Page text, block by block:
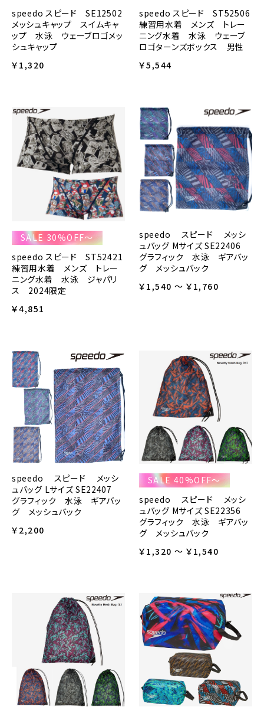
speedo スピード SE12502
メッシュキャップ スイムキャ
ップ 水泳 ウェーブロゴメッ
シュキャップ
￥1,320
speedo スピード ST52506
練習用水着 メンズ トレー
ニング水着 水泳 ウェーブ
ロゴターンズボックス 男性
￥5,544
SALE 30%OFF～
speedo スピード ST52421
練習用水着 メンズ トレー
ニング水着 水泳 ジャパリ
ス 2024限定
￥4,851
speedo スピード メッシ
ュバッグ Mサイズ SE22406
グラフィック 水泳 ギアバッ
グ メッシュバック
￥1,540 ～ ￥1,760
speedo スピード メッシ
ュバッグ Lサイズ SE22407
グラフィック 水泳 ギアバッ
グ メッシュバック
￥2,200
SALE 40%OFF～
speedo スピード メッシ
ュバッグ Mサイズ SE22356
グラフィック 水泳 ギアバッ
グ メッシュバック
￥1,320 ～ ￥1,540